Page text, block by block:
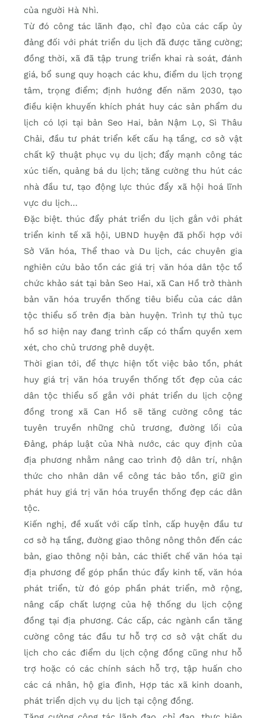
của người Hà Nhì.
Từ đó công tác lãnh đạo, chỉ đạo của các cấp ủy
đảng đối với phát triển du lịch đã được tăng cường;
đồng thời, xã đã tập trung triển khai rà soát, đánh
giá, bổ sung quy hoạch các khu, điểm du lịch trọng
tâm, trọng điểm; định hướng đến năm 2030, tạo
điều kiện khuyến khích phát huy các sản phẩm du
lịch có lợi tại bản Seo Hai, bản Nậm Lọ, Sì Thâu
Chải, đầu tư phát triển kết cấu hạ tầng, cơ sở vật
chất kỹ thuật phục vụ du lịch; đẩy mạnh công tác
xúc tiến, quảng bá du lịch; tăng cường thu hút các
nhà đầu tư, tạo động lực thúc đẩy xã hội hoá lĩnh
vực du lịch…
Đặc biệt. thúc đẩy phát triển du lịch gắn với phát
triển kinh tế xã hội, UBND huyện đã phối hợp với
Sở Văn hóa, Thể thao và Du lịch, các chuyên gia
nghiên cứu bảo tồn các giá trị văn hóa dân tộc tổ
chức khảo sát tại bản Seo Hai, xã Can Hồ trở thành
bản văn hóa truyền thống tiêu biểu của các dân
tộc thiểu số trên địa bàn huyện. Trình tự thủ tục
hồ sơ hiện nay đang trình cấp có thẩm quyền xem
xét, cho chủ trương phê duyệt.
Thời gian tới, để thực hiện tốt việc bảo tồn, phát
huy giá trị văn hóa truyền thống tốt đẹp của các
dân tộc thiểu số gắn với phát triển du lịch cộng
đồng trong xã Can Hồ sẽ tăng cường công tác
tuyên truyền những chủ trương, đường lối của
Đảng, pháp luật của Nhà nước, các quy định của
địa phương nhằm nâng cao trình độ dân trí, nhận
thức cho nhân dân về công tác bảo tồn, giữ gìn
phát huy giá trị văn hóa truyền thống đẹp các dân
tộc.
Kiến nghị, đề xuất với cấp tỉnh, cấp huyện đầu tư
cơ sở hạ tầng, đường giao thông nông thôn đến các
bản, giao thông nội bản, các thiết chế văn hóa tại
địa phương để góp phần thúc đẩy kinh tế, văn hóa
phát triển, từ đó góp phần phát triển, mở rộng,
nâng cấp chất lượng của hệ thống du lịch cộng
đồng tại địa phương. Các cấp, các ngành cần tăng
cường công tác đầu tư hỗ trợ cơ sở vật chất du
lịch cho các điểm du lịch cộng đồng cũng như hỗ
trợ hoặc có các chính sách hỗ trợ, tập huấn cho
các cá nhân, hộ gia đình, Hợp tác xã kinh doanh,
phát triển dịch vụ du lịch tại cộng đồng.